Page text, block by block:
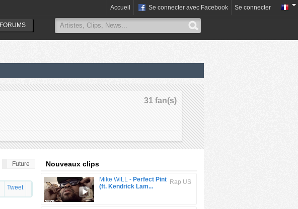
FORUMS
Accueil Se connecter avec Facebook Se connecter
31 fan(s)
Future
Tweet
Nouveaux clips
Rap US
Mike WiLL - Perfect Pint
(ft. Kendrick Lam...